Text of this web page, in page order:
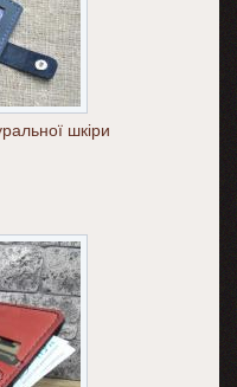
шкіри